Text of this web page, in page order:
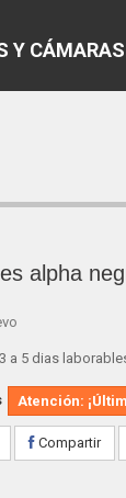
Y CÁMARAS
alpha
a 5 dias
Atención:
Compartir